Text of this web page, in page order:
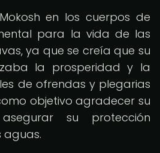
en los cuerpos de
para la vida de las
ya que se creía que su
la prosperidad y la
de ofrendas y plegarias
objetivo agradecer su
su protección
aguas.